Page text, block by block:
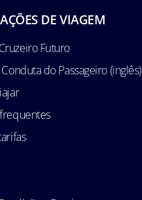
DE VIAGEM
Futuro
do Passageiro (inglês)